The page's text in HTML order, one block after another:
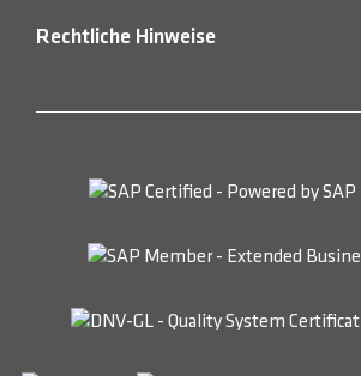
Rechtliche Hinweise